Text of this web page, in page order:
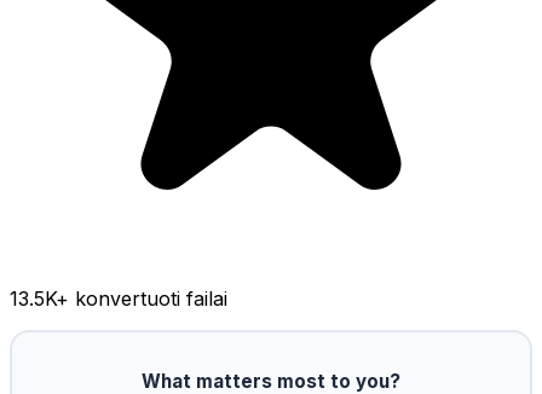
13.5K+ konvertuoti failai
What matters most to you?